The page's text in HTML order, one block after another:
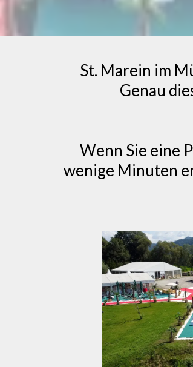
St. Marein im
Genau
Wenn Sie eine
wenige Minuten